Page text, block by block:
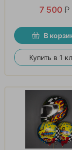
7 500 ₽
В
Купить в 1